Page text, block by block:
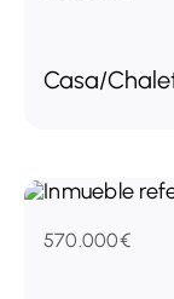
Casa/
570.000€